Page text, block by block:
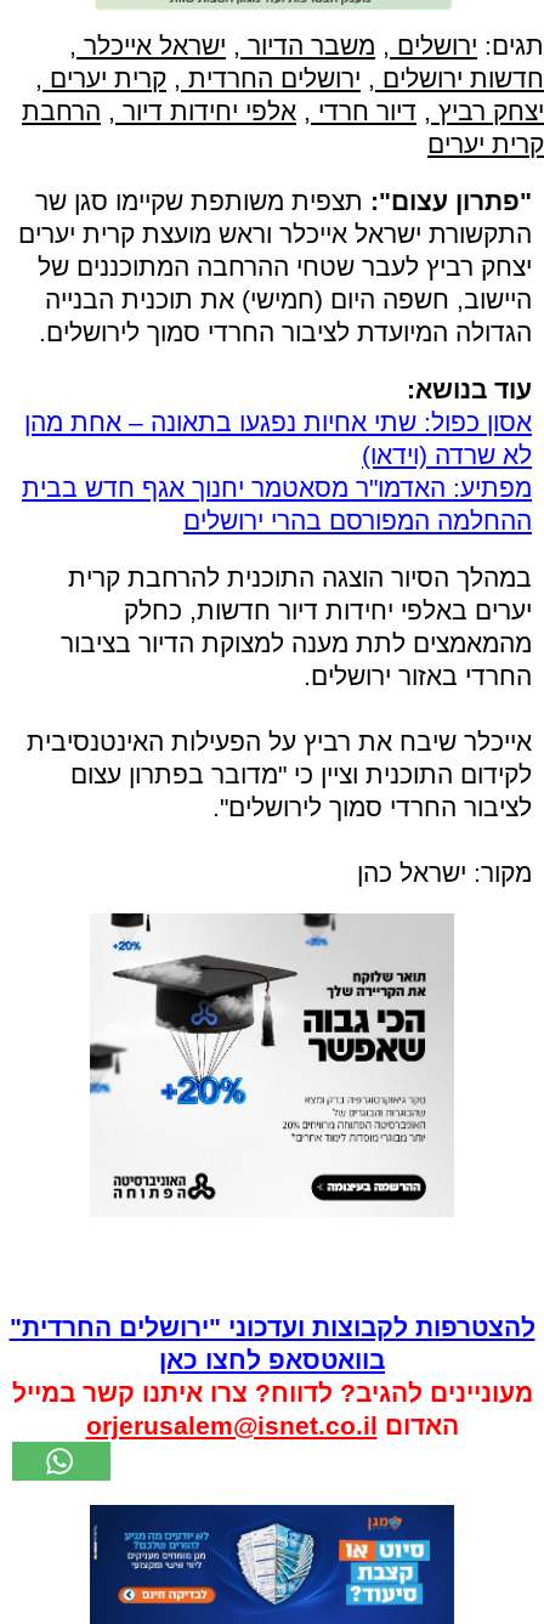
תגים: ירושלים , משבר הדיור , ישראל אייכלר ,
חדשות ירושלים , ירושלים החרדית , קרית יערים ,
יצחק רביץ , דיור חרדי , אלפי יחידות דיור , הרחבת
קרית יערים
"פתרון עצום": תצפית משותפת שקיימו סגן שר
התקשורת ישראל אייכלר וראש מועצת קרית יערים
יצחק רביץ לעבר שטחי ההרחבה המתוכננים של
היישוב, חשפה היום (חמישי) את תוכנית הבנייה
הגדולה המיועדת לציבור החרדי סמוך לירושלים.
עוד בנושא:
אסון כפול: שתי אחיות נפגעו בתאונה – אחת מהן
לא שרדה (וידאו)
מפתיע: האדמו"ר מסאטמר יחנוך אגף חדש בבית
ההחלמה המפורסם בהרי ירושלים
במהלך הסיור הוצגה התוכנית להרחבת קרית
יערים באלפי יחידות דיור חדשות, כחלק
מהמאמצים לתת מענה למצוקת הדיור בציבור
החרדי באזור ירושלים.
אייכלר שיבח את רביץ על הפעילות האינטנסיבית
לקידום התוכנית וציין כי "מדובר בפתרון עצום
לציבור החרדי סמוך לירושלים".
מקור: ישראל כהן
להצטרפות לקבוצות ועדכוני "ירושלים החרדית"
בוואטסאפ לחצו כאן
מעוניינים להגיב? לדווח? צרו איתנו קשר במייל
האדום orjerusalem@isnet.co.il